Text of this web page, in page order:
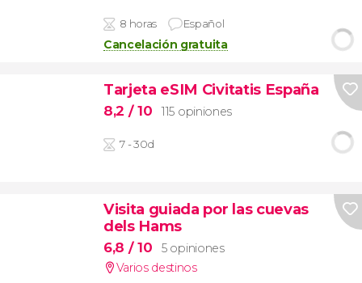
8 horas Español
Cancelación gratuita
Tarjeta eSIM Civitatis España
8,2 / 10 115 opiniones
7 - 30d
Visita guiada por las cuevas
dels Hams
6,8 / 10
5 opiniones
Varios destinos